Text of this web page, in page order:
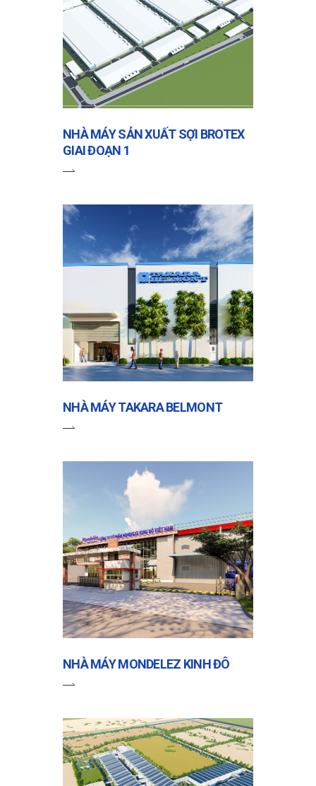
NHÀ MÁY SẢN XUẤT SỢI BROTEX
GIAI ĐOẠN 1
NHÀ MÁY TAKARA BELMONT
NHÀ MÁY MONDELEZ KINH ĐÔ